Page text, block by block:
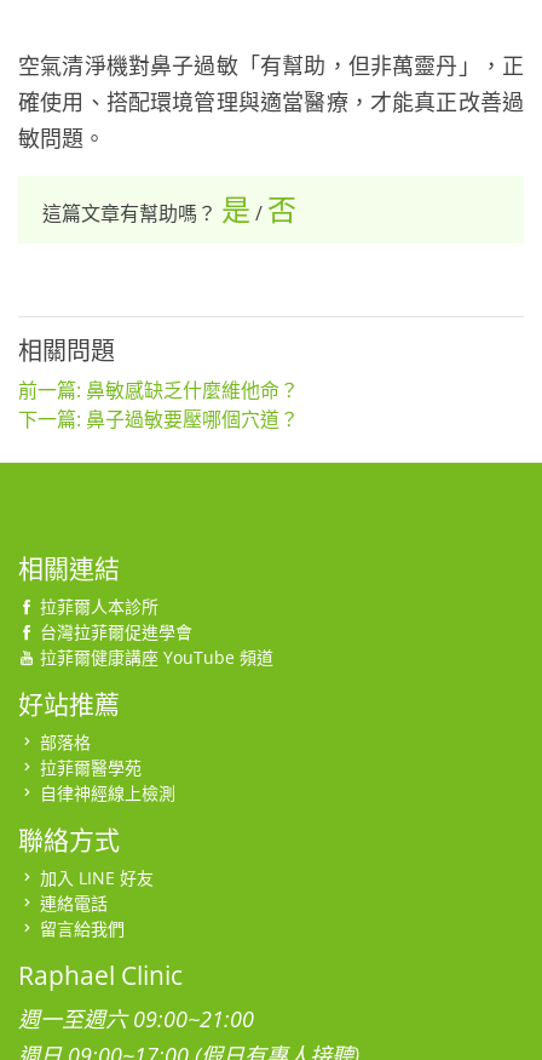
空氣清淨機對鼻子過敏「有幫助，但非萬靈丹」，正
確使用、搭配環境管理與適當醫療，才能真正改善過
敏問題。
這篇文章有幫助嗎？ 是 / 否
相關問題
前一篇: 鼻敏感缺乏什麼維他命？
下一篇: 鼻子過敏要壓哪個穴道？
相關連結
拉菲爾人本診所
台灣拉菲爾促進學會
拉菲爾健康講座 YouTube 頻道
好站推薦
部落格
拉菲爾醫學苑
自律神經線上檢測
聯絡方式
加入 LINE 好友
連絡電話
留言給我們
Raphael Clinic
週一至週六 09:00~21:00